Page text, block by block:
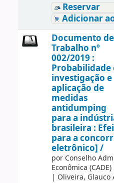
Reservar
Adicionar
Documento de
Trabalho nº
002/2019 :
Probabilidade
investigação e
aplicação de
medidas
antidumping
para a
brasileira :
para a
eletrônico] /
por Conselho
Econômica (CADE)
| Oliveira, Glauco